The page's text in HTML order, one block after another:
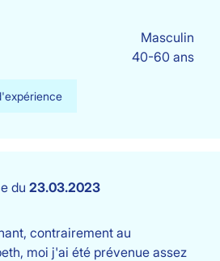
Masculin
40-60 ans
du 23.03.2023
contrairement au
moi j'ai été prévenue assez